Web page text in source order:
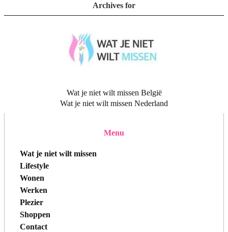
Archives for
Wat je niet wilt missen België
Wat je niet wilt missen Nederland
Menu
Wat je niet wilt missen
Lifestyle
Wonen
Werken
Plezier
Shoppen
Contact